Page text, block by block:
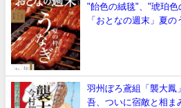
"飴色の絨毯"、"琥珀色
「おとなの週末」夏の
羽州ぼろ鳶組「襲大鳳
吾、ついに宿敵と相ま